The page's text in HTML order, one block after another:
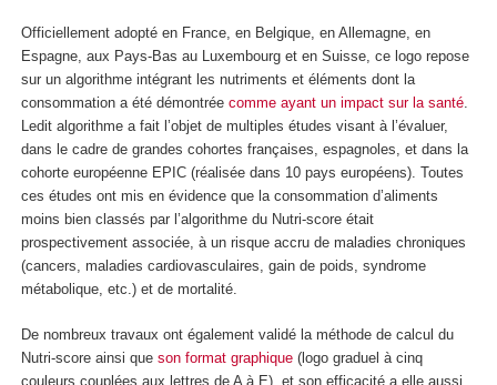
Officiellement adopté en France, en Belgique, en Allemagne, en
Espagne, aux Pays-Bas au Luxembourg et en Suisse, ce logo repose
sur un algorithme intégrant les nutriments et éléments dont la
consommation a été démontrée comme ayant un impact sur la santé.
Ledit algorithme a fait l’objet de multiples études visant à l’évaluer,
dans le cadre de grandes cohortes françaises, espagnoles, et dans la
cohorte européenne EPIC (réalisée dans 10 pays européens). Toutes
ces études ont mis en évidence que la consommation d’aliments
moins bien classés par l’algorithme du Nutri-score était
prospectivement associée, à un risque accru de maladies chroniques
(cancers, maladies cardiovasculaires, gain de poids, syndrome
métabolique, etc.) et de mortalité.
De nombreux travaux ont également validé la méthode de calcul du
Nutri-score ainsi que son format graphique (logo graduel à cinq
couleurs couplées aux lettres de A à E), et son efficacité a elle aussi